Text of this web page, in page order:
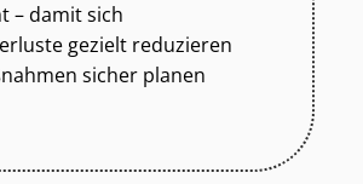
– damit sich
gezielt reduzieren
sicher planen